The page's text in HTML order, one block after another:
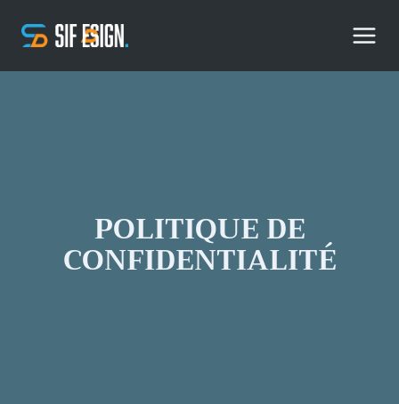
contenu
POLITIQUE DE
CONFIDENTIALITÉ